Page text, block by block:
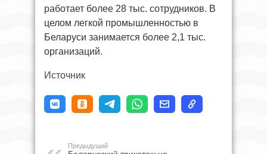
работает более 28 тыс. сотрудников. В
целом легкой промышленностью в
Беларуси занимается более 2,1 тыс.
организаций.
Источник
Предыдущий